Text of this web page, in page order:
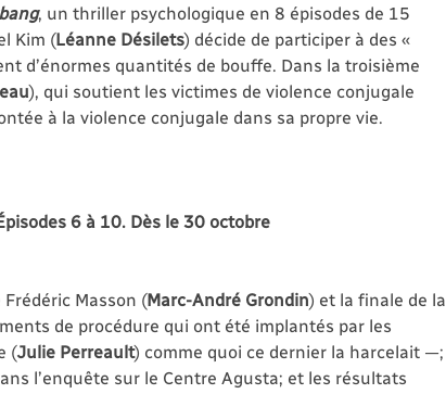
, un thriller psychologique en 8 épisodes de 15
Kim (Léanne Désilets) décide de participer à des «
d’énormes quantités de bouffe. Dans la troisième
), qui soutient les victimes de violence conjugale
à la violence conjugale dans sa propre vie.
6 à 10. Dès le 30 octobre
Masson (Marc-André Grondin) et la finale de la
de procédure qui ont été implantés par les
(Julie Perreault) comme quoi ce dernier la harcelait —;
l’enquête sur le Centre Agusta; et les résultats